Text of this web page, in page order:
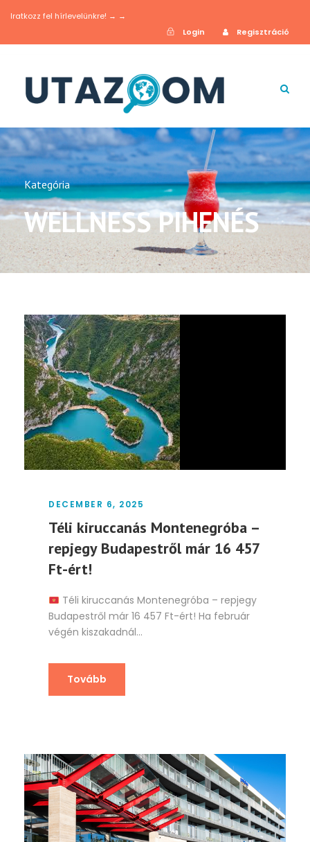
Iratkozz fel hírlevelünkre! → →
Login
Regisztráció
Kategória
WELLNESS PIHENÉS
DECEMBER 6, 2025
Téli kiruccanás Montenegróba –
repjegy Budapestről már 16 457
Ft-ért!
Téli kiruccanás Montenegróba – repjegy
Budapestről már 16 457 Ft-ért! Ha február
végén kiszakadnál...
Tovább